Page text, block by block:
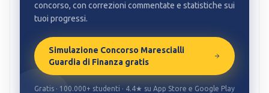
concorso, con correzioni commentate e statistiche sui
tuoi progressi.
Simulazione Concorso Marescialli
Guardia di Finanza gratis
Gratis · 100.000+ studenti · 4.4★ su App Store e Google Play